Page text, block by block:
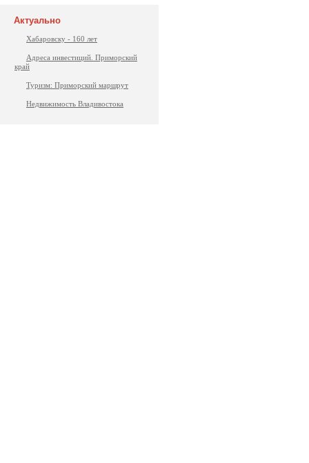
Актуально
Хабаровску - 160 лет
Адреса инвестиций. Приморский
край
Туризм: Приморский маршрут
Недвижимость Владивостока